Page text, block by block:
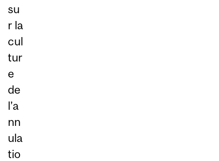
su
r la
cul
tur
e
de
l’a
nn
ula
tio